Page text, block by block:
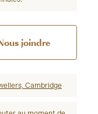
joindre
Cambridge